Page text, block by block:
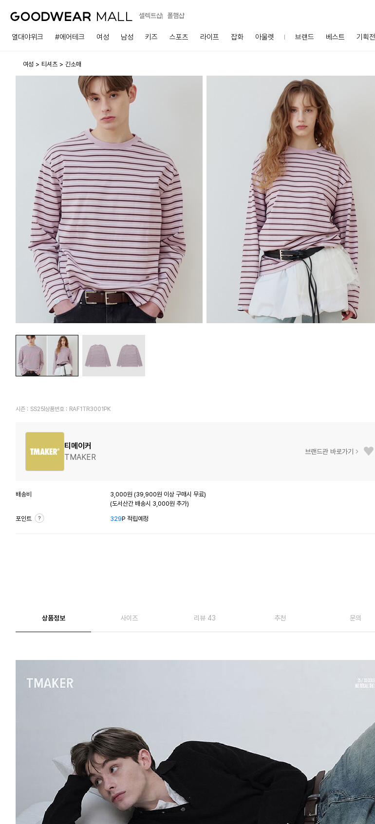
셀렉트샵 폴햄샵
열대야위크 #에어테크 여성 남성 키즈 스포츠 라이프 잡화 아울렛 브랜드 베스트 기획전
여성 티셔츠 긴소매
시즌 : SS25 상품번호 : RAF1TR3001PK
티메이커
TMAKER
브랜드관 바로가기
배송비
3,000원 (39,900원 이상 구매시 무료)
(도서산간 배송시 3,000원 추가)
포인트 329P 적립예정
상품정보 사이즈 리뷰 43 추천 문의